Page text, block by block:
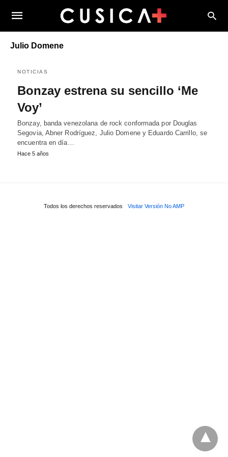
Julio Domene
NOTICIAS
Bonzay estrena su sencillo ‘Me
Voy’
Bonzay, banda venezolana de rock conformada por Douglas
Segovia, Abner Rodríguez, Julio Domene y Eduardo Carrillo, se
encuentra en día…
Hace 5 años
Todos los derechos reservados Visitar Versión No AMP